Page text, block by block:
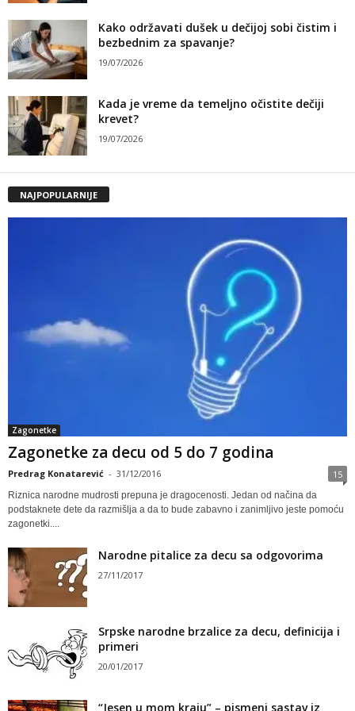
Kako održavati dušek u dečijoj sobi čistim i
bezbednim za spavanje?
19/07/2026
Kada je vreme da temeljno očistite dečiji
krevet?
19/07/2026
NAJPOPULARNIJE
Zagonetke
Zagonetke za decu od 5 do 7 godina
Predrag Konatarević - 31/12/2016 15
Riznica narodne mudrosti prepuna je dragocenosti. Jedan od načina da
podstaknete dete da razmišlja a da to bude zabavno i zanimljivo jeste pomoću
zagonetki....
Narodne pitalice za decu sa odgovorima
27/11/2017
Srpske narodne brzalice za decu, definicija i
primeri
20/01/2017
“Jesen u mom kraju” – pismeni sastav iz